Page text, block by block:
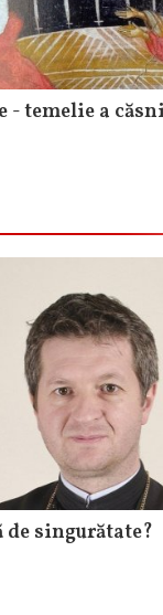
- temelie a
singurătate?